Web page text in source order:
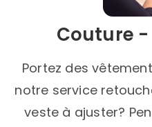
Couture -
Portez des
notre service
veste à ajuster?